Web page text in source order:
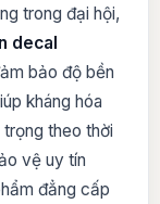
trong đại hội,
decal
bảo độ bền
kháng hóa
theo thời
vệ uy tín
đẳng cấp